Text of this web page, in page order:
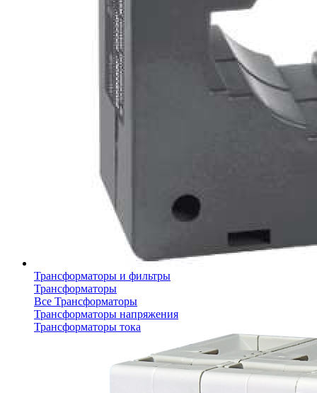
Трансформаторы и фильтры
Трансформаторы
Все Трансформаторы
Трансформаторы напряжения
Трансформаторы тока